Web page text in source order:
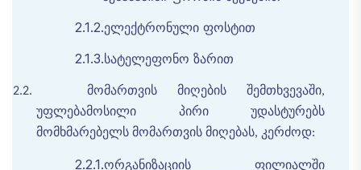
2.1.2.ელექტრონული ფოსტით
2.1.3.სატელეფონო ზარით
2.2. მომართვის მიღების შემთხვევაში,
უფლებამოსილი პირი
უდასტურებს
მომხმარებელს მომართვის მიღებას, კერძოდ:
2.2.1.ორგანიზაციის
ფილიალში